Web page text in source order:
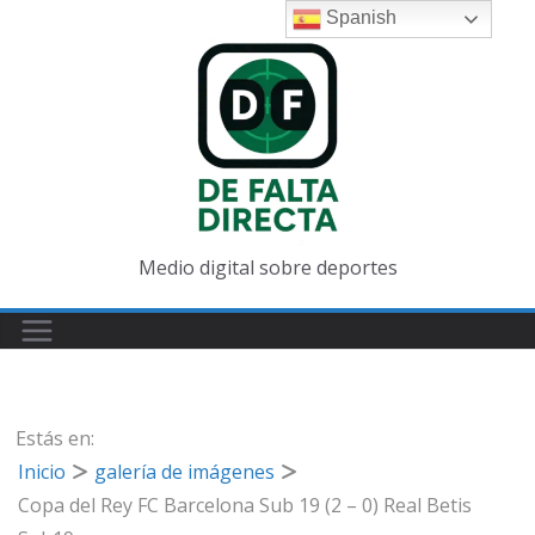
Medio digital sobre deportes
Estás en:
Inicio
galería de imágenes
Copa del Rey FC Barcelona Sub 19 (2 – 0) Real Betis
Spanish